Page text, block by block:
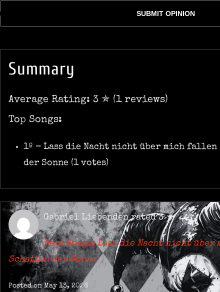
SUBMIT OPINION
Summary
Average Rating: 3 ✯ (1 reviews)
Top Songs:
1º - Lass die Nacht nicht über mich fallen
der Sonne (1 votes)
Gabriel Liebendenrated 3 ★
Best Songs: Lass die Nacht nicht
Schatten der Sonne
Posted on May 13, 2026